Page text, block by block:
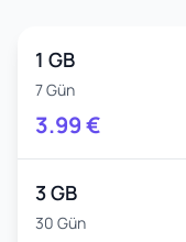
1 GB
7 Gün
3.99€
3 GB
30 Gün